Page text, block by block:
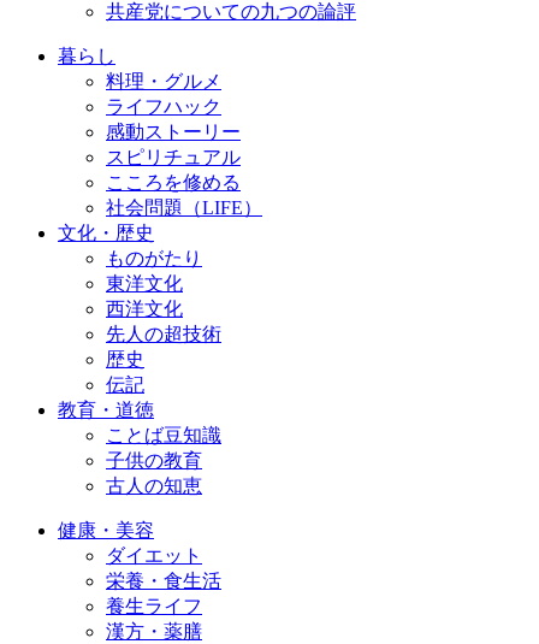
共産党についての九つの論評
暮らし
料理・グルメ
ライフハック
感動ストーリー
スピリチュアル
こころを修める
社会問題（LIFE）
文化・歴史
ものがたり
東洋文化
西洋文化
先人の超技術
歴史
伝記
教育・道徳
ことば豆知識
子供の教育
古人の知恵
健康・美容
ダイエット
栄養・食生活
養生ライフ
漢方・薬膳